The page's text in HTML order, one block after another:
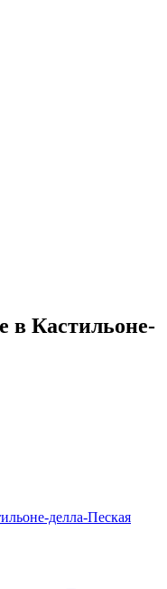
в Кастильоне-
делла-Пеская